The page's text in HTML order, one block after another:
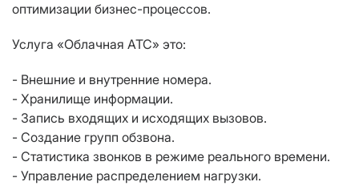
оптимизации бизнес-процессов.
Услуга «Облачная АТС» это:
- Внешние и внутренние номера.
- Хранилище информации.
- Запись входящих и исходящих вызовов.
- Создание групп обзвона.
- Статистика звонков в режиме реального времени.
- Управление распределением нагрузки.